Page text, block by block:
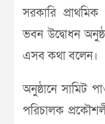
সরকারি
ভবন উদ্বোধন
এসব কথা বলেন।
অনুষ্ঠানে সামিট
পরিচালক